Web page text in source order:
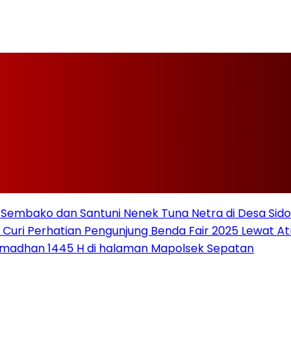
dan Santuni Nenek Tuna Netra di Desa
Perhatian Pengunjung Benda Fair 2025 Lewat
1445 H di halaman Mapolsek Sepatan